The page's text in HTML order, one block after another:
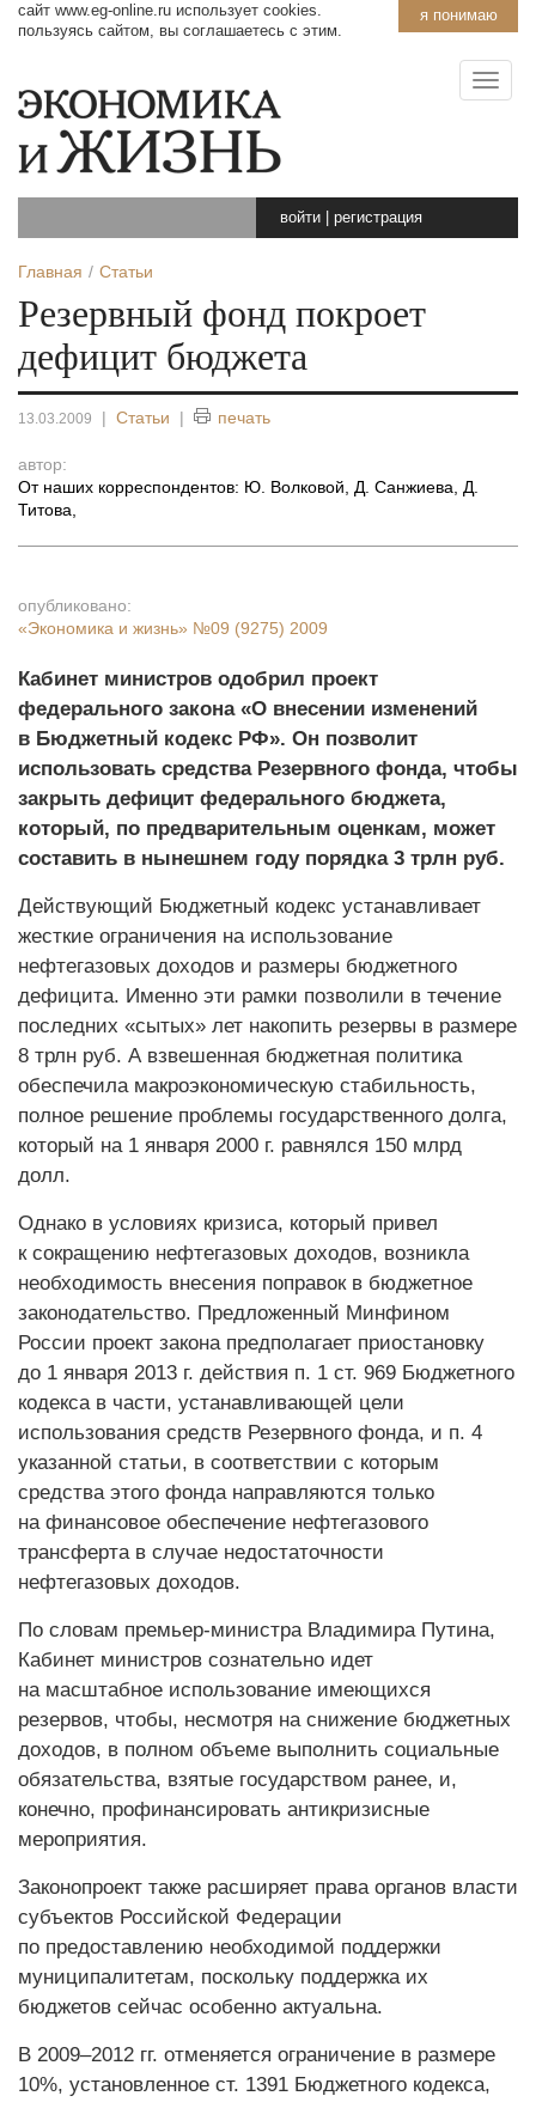
я понимаю
сайт www.eg-online.ru использует cookies.
пользуясь сайтом, вы соглашаетесь с этим.
войти регистрация
Главная Статьи
Резервный фонд покроет
дефицит бюджета
13.03.2009 | Статьи | печать
автор:
От наших корреспондентов: Ю. Волковой, Д. Санжиева, Д.
Титова
опубликовано:
«Экономика и жизнь» №09 (9275) 2009
Кабинет министров одобрил проект
федерального закона «О внесении изменений
в Бюджетный кодекс РФ». Он позволит
использовать средства Резервного фонда, чтобы
закрыть дефицит федерального бюджета,
который, по предварительным оценкам, может
составить в нынешнем году порядка 3 трлн руб.
Действующий Бюджетный кодекс устанавливает
жесткие ограничения на использование
нефтегазовых доходов и размеры бюджетного
дефицита. Именно эти рамки позволили в течение
последних «сытых» лет накопить резервы в размере
8 трлн руб. А взвешенная бюджетная политика
обеспечила макроэкономическую стабильность,
полное решение проблемы государственного долга,
который на 1 января 2000 г. равнялся 150 млрд
долл.
Однако в условиях кризиса, который привел
к сокращению нефтегазовых доходов, возникла
необходимость внесения поправок в бюджетное
законодательство. Предложенный Минфином
России проект закона предполагает приостановку
до 1 января 2013 г. действия п. 1 ст. 969 Бюджетного
кодекса в части, устанавливающей цели
использования средств Резервного фонда, и п. 4
указанной статьи, в соответствии с которым
средства этого фонда направляются только
на финансовое обеспечение нефтегазового
трансферта в случае недостаточности
нефтегазовых доходов.
По словам премьер-министра Владимира Путина,
Кабинет министров сознательно идет
на масштабное использование имеющихся
резервов, чтобы, несмотря на снижение бюджетных
доходов, в полном объеме выполнить социальные
обязательства, взятые государством ранее, и,
конечно, профинансировать антикризисные
мероприятия.
Законопроект также расширяет права органов власти
субъектов Российской Федерации
по предоставлению необходимой поддержки
муниципалитетам, поскольку поддержка их
бюджетов сейчас особенно актуальна.
В 2009–2012 гг. отменяется ограничение в размере
10%, установленное ст. 1391 Бюджетного кодекса,